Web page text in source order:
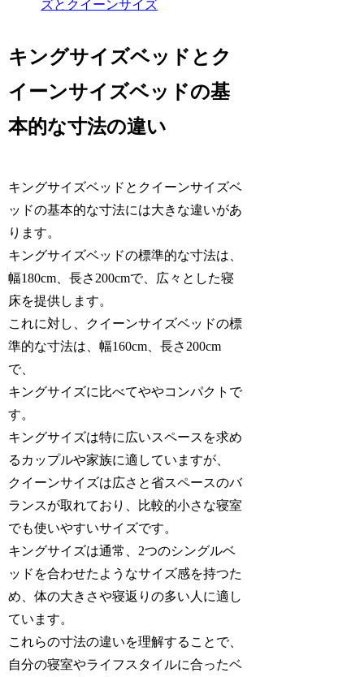
ズとクイーンサイズ
キングサイズベッドとク
イーンサイズベッドの基
本的な寸法の違い
キングサイズベッドとクイーンサイズベ
ッドの基本的な寸法には大きな違いがあ
ります。
キングサイズベッドの標準的な寸法は、
幅180cm、長さ200cmで、広々とした寝
床を提供します。
これに対し、クイーンサイズベッドの標
準的な寸法は、幅160cm、長さ200cm
で、
キングサイズに比べてややコンパクトで
す。
キングサイズは特に広いスペースを求め
るカップルや家族に適していますが、
クイーンサイズは広さと省スペースのバ
ランスが取れており、比較的小さな寝室
でも使いやすいサイズです。
キングサイズは通常、2つのシングルベ
ッドを合わせたようなサイズ感を持つた
め、体の大きさや寝返りの多い人に適し
ています。
これらの寸法の違いを理解することで、
自分の寝室やライフスタイルに合ったベ